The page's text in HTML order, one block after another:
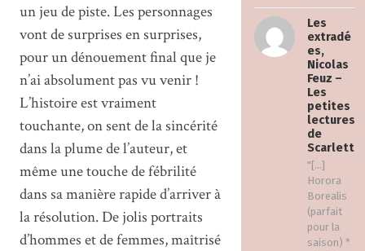
Les
extradé
es,
Nicolas
Feuz –
Les
petites
lectures
de
Scarlett
"[…]
Horora
Borealis
(parfait
pour la
saison) *
un jeu de piste. Les personnages
vont de surprises en surprises,
pour un dénouement final que je
n’ai absolument pas vu venir !
L’histoire est vraiment
touchante, on sent de la sincérité
dans la plume de l’auteur, et
même une touche de fébrilité
dans sa manière rapide d’arriver à
la résolution. De jolis portraits
d’hommes et de femmes, maîtrisé